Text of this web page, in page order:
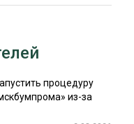
процедуру
из-за